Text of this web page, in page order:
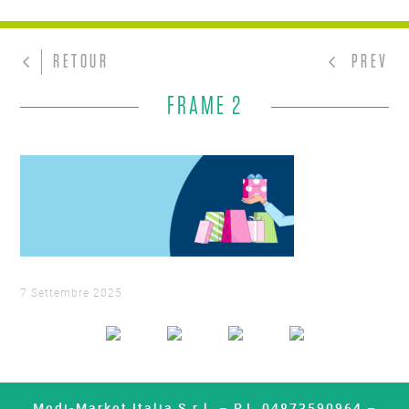
RETOUR PREV
FRAME 2
7 Settembre 2025